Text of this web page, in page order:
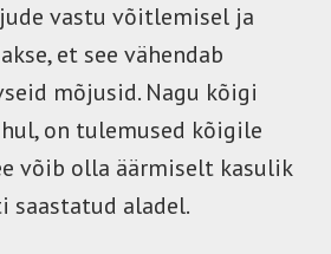
vastu võitlemisel ja
et see vähendab
mõjusid. Nagu kõigi
on tulemused kõigile
võib olla äärmiselt kasulik
saastatud aladel.